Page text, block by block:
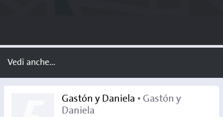
Vedi anche...
Gastón y Daniela • Gastón y
Daniela